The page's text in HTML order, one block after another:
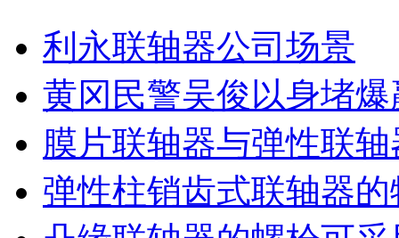
利永联轴器公司场景
黄冈民警吴俊以身堵
膜片联轴器与弹性联
弹性柱销齿式联轴器